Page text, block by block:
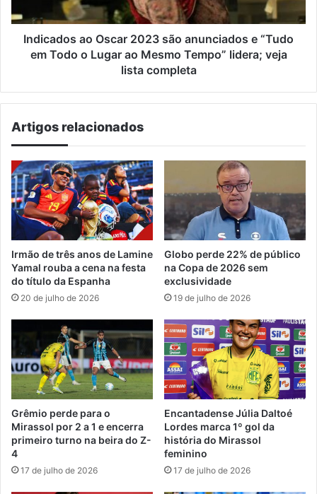
em
Todo
Mesmo
lidera;
completa
Indicados ao Oscar 2023 são anunciados e “Tudo
em Todo o Lugar ao Mesmo Tempo” lidera; veja
lista completa
Artigos relacionados
Irmão de três anos de Lamine
Yamal rouba a cena na festa
do título da Espanha
20 de julho de 2026
Globo perde 22% de público
na Copa de 2026 sem
exclusividade
19 de julho de 2026
Grêmio perde para o
Mirassol por 2 a 1 e encerra
primeiro turno na beira do Z-
4
17 de julho de 2026
Encantadense Júlia Daltoé
Lordes marca 1º gol da
história do Mirassol
feminino
17 de julho de 2026